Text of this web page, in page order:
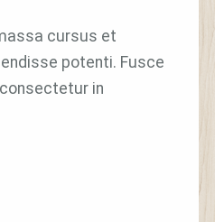
cursus et
potenti. Fusce
in